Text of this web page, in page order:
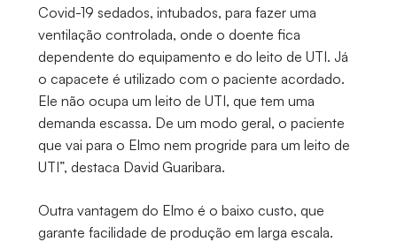
Covid-19 sedados, intubados, para fazer uma
ventilação controlada, onde o doente fica
dependente do equipamento e do leito de UTI. Já
o capacete é utilizado com o paciente acordado.
Ele não ocupa um leito de UTI, que tem uma
demanda escassa. De um modo geral, o paciente
que vai para o Elmo nem progride para um leito de
UTI”, destaca David Guaribara.
Outra vantagem do Elmo é o baixo custo, que
garante facilidade de produção em larga escala.